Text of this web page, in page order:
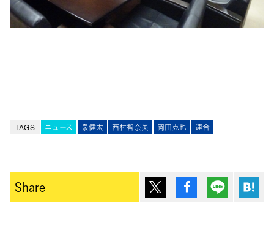
TAGS ニュース 泉健太 西村智奈美 岡田克也 連合
Share ポスト シェア Lineで送